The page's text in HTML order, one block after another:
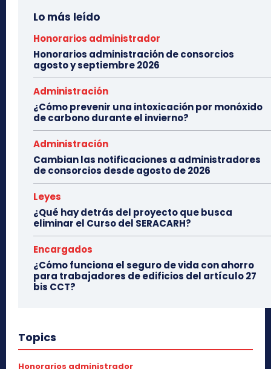
Lo más leído
Honorarios administrador
Honorarios administración de consorcios
agosto y septiembre 2026
Administración
¿Cómo prevenir una intoxicación por monóxido
de carbono durante el invierno?
Administración
Cambian las notificaciones a administradores
de consorcios desde agosto de 2026
Leyes
¿Qué hay detrás del proyecto que busca
eliminar el Curso del SERACARH?
Encargados
¿Cómo funciona el seguro de vida con ahorro
para trabajadores de edificios del artículo 27
bis CCT?
Topics
Honorarios administrador